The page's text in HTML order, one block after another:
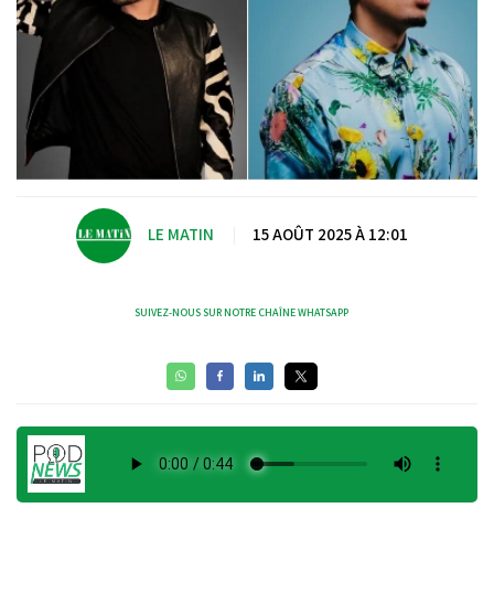
LE MATIN 15 AOÛT 2025 À 12:01
SUIVEZ-NOUS SUR NOTRE CHAÎNE WHATSAPP